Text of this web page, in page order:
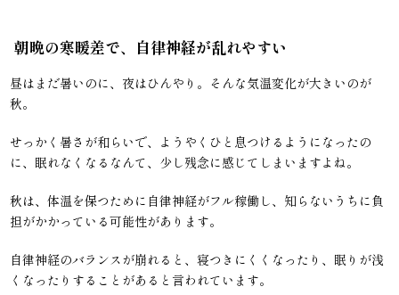
朝晩の寒暖差で、自律神経が乱れやすい
昼はまだ暑いのに、夜はひんやり。そんな気温変化が大きいのが
秋。
せっかく暑さが和らいで、ようやくひと息つけるようになったの
に、眠れなくなるなんて、少し残念に感じてしまいますよね。
秋は、体温を保つために自律神経がフル稼働し、知らないうちに負
担がかかっている可能性があります。
自律神経のバランスが崩れると、寝つきにくくなったり、眠りが浅
くなったりすることがあると言われています。